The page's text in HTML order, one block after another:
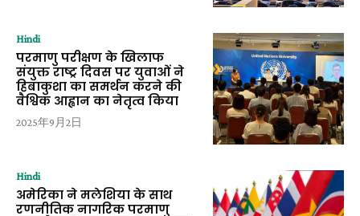
Hindi
परमाणु परीक्षण के खिलाफ
संयुक्त राष्ट्र दिवस पर युवाओं ने
हिबाकुशा का समर्थन करने की
वैश्विक आह्वान का नेतृत्व किया
2025年9月2日
Hindi
अमेरिका ने मलेशिया के साथ
रणनीतिक नागरिक परमाणु